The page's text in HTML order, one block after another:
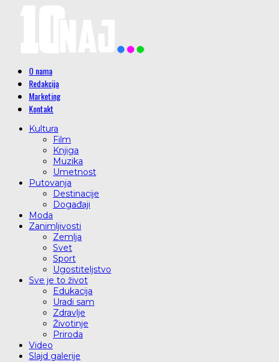
O nama
Redakcija
Marketing
Kontakt
Kultura
Film
Knjiga
Muzika
Umetnost
Putovanja
Destinacije
Događaji
Moda
Zanimljivosti
Zemlja
Svet
Sport
Ugostiteljstvo
Sve je to život
Edukacija
Uradi sam
Zdravlje
Životinje
Priroda
Video
Slajd galerije